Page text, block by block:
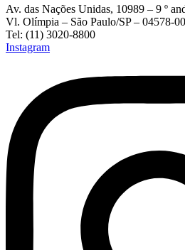
Av. das Nações Unidas, 10989 – 9 º
Vl. Olímpia – São Paulo/SP – 04578-
Tel: (11) 3020-8800
Instagram